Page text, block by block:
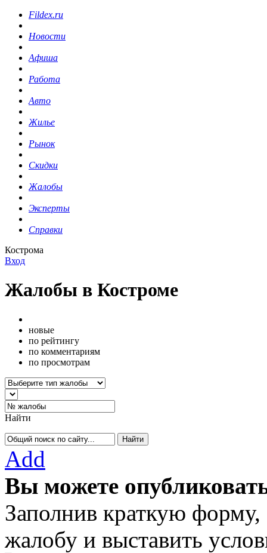
Fildex.ru
Новости
Афиша
Работа
Авто
Жилье
Рынок
Скидки
Жалобы
Эксперты
Справки
Кострома
Вход
Жалобы в Костроме
новые
по рейтингу
по комментариям
по просмотрам
Найти
Add
Вы можете
Заполнив краткую
жалобу и выставить